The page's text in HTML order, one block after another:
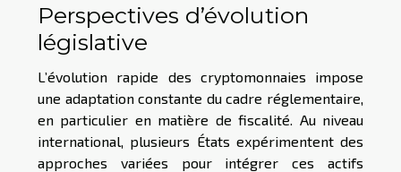
Perspectives d’évolution
législative
L’évolution rapide des cryptomonnaies impose
une adaptation constante du cadre réglementaire,
en particulier en matière de fiscalité. Au niveau
international, plusieurs États expérimentent des
approches variées pour intégrer ces actifs